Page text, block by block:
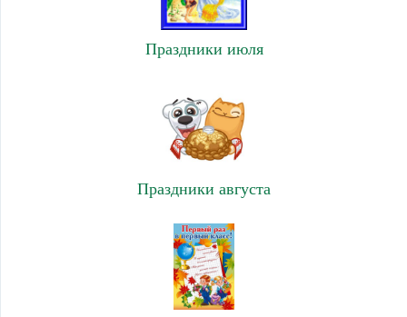
Праздники июля
Праздники августа